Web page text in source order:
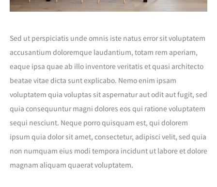
Sed ut perspiciatis unde omnis iste natus error sit voluptatem
accusantium doloremque laudantium, totam rem aperiam,
eaque ipsa quae ab illo inventore veritatis et quasi architecto
beatae vitae dicta sunt explicabo. Nemo enim ipsam
voluptatem quia voluptas sit aspernatur aut odit aut fugit, sed
quia consequuntur magni dolores eos qui ratione voluptatem
sequi nesciunt. Neque porro quisquam est, qui dolorem
ipsum quia dolor sit amet, consectetur, adipisci velit, sed quia
non numquam eius modi tempora incidunt ut labore et dolore
magnam aliquam quaerat voluptatem.